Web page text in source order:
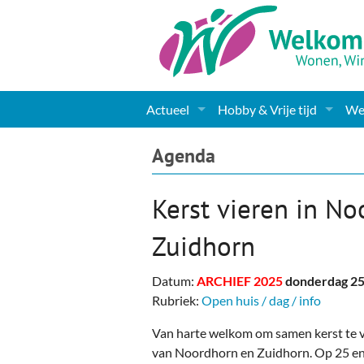
Actueel
Nieuws
Gemeente informatie
Dorpen
Woningaanbod
Columns & Redactioneel
Hobby & Vrije tijd
Kunst
Muziek
Podia & Dorpshuizen
Agenda
Kerst vieren in
Zuidhorn
Datum: ARCHIEF 2025donderdag
Rubriek: Open huis / dag / info
Van harte welkom om samen kerst te
van Noordhorn en Zuidhorn. Op 25